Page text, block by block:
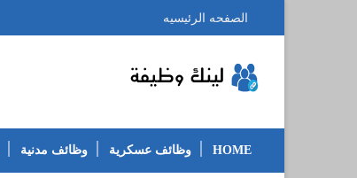
الصفحه الرئيسيه
HOME وظائف عسكرية وظائف مدنية